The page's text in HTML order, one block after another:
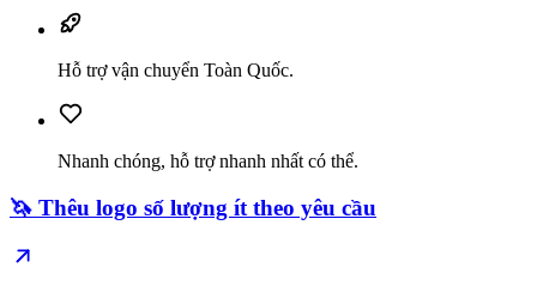
Hỗ trợ vận chuyển Toàn Quốc.
Nhanh chóng, hỗ trợ nhanh nhất có thể.
🦄 Thêu logo số lượng ít theo yêu cầu